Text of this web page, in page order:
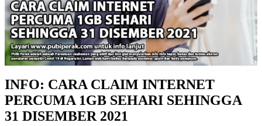
INFO: CARA CLAIM INTERNET
PERCUMA 1GB SEHARI SEHINGGA
31 DISEMBER 2021